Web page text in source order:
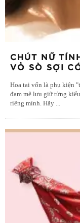
CHÚT NỮ
VỎ SÒ SỢI
Hoa tai vốn là phụ kiện
đam mê lưu giữ từng
riêng mình. Hãy